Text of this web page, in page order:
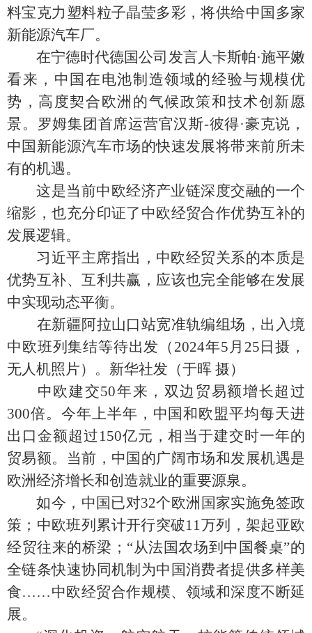
料宝克力塑料粒子晶莹多彩，将供给中国多家
新能源汽车厂。
在宁德时代德国公司发言人卡斯帕·施平嫩
看来，中国在电池制造领域的经验与规模优
势，高度契合欧洲的气候政策和技术创新愿
景。罗姆集团首席运营官汉斯-彼得·豪克说，
中国新能源汽车市场的快速发展将带来前所未
有的机遇。
这是当前中欧经济产业链深度交融的一个
缩影，也充分印证了中欧经贸合作优势互补的
发展逻辑。
习近平主席指出，中欧经贸关系的本质是
优势互补、互利共赢，应该也完全能够在发展
中实现动态平衡。
在新疆阿拉山口站宽准轨编组场，出入境
中欧班列集结等待出发（ 2024年5月25日摄，
无人机照片）。新华社发（于晖 摄）
中欧建交50年来，双边贸易额增长超过
300倍。今年上半年，中国和欧盟平均每天进
出口金额超过150亿元，相当于建交时一年的
贸易额。当前，中国的广阔市场和发展机遇是
欧洲经济增长和创造就业的重要源泉。
如今，中国已对32个欧洲国家实施免签政
策；中欧班列累计开行突破11万列，架起亚欧
经贸往来的桥梁；“从法国农场到中国餐桌”的
全链条快速协同机制为中国消费者提供多样美
食……中欧经贸合作规模、领域和深度不断延
展。